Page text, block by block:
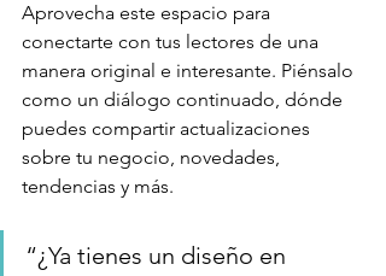
Aprovecha este espacio para
conectarte con tus lectores de una
manera original e interesante. Piénsalo
como un diálogo continuado, dónde
puedes compartir actualizaciones
sobre tu negocio, novedades,
tendencias y más.
“¿Ya tienes un diseño en